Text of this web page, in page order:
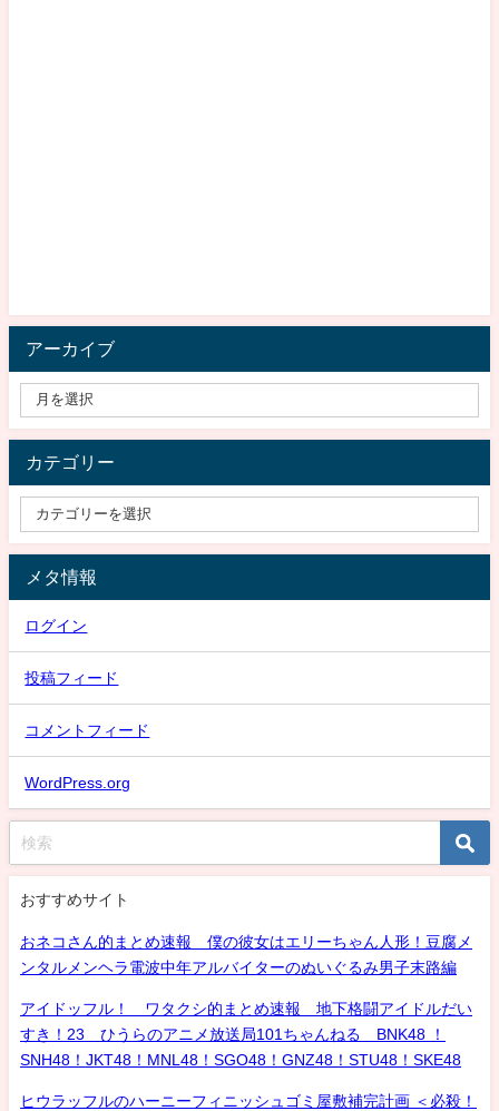
アーカイブ
カテゴリー
メタ情報
ログイン
投稿フィード
コメントフィード
WordPress.org
おすすめサイト
おネコさん的まとめ速報 僕の彼女はエリーちゃん人形！豆腐メ
ンタルメンヘラ電波中年アルバイターのぬいぐるみ男子末路編
アイドッフル！ ワタクシ的まとめ速報 地下格闘アイドルだい
すき！23 ひうらのアニメ放送局101ちゃんねる BNK48 ！
SNH48！JKT48！MNL48！SGO48！GNZ48！STU48！SKE48
ヒウラッフルのハーニーフィニッシュゴミ屋敷補完計画 ＜必殺！